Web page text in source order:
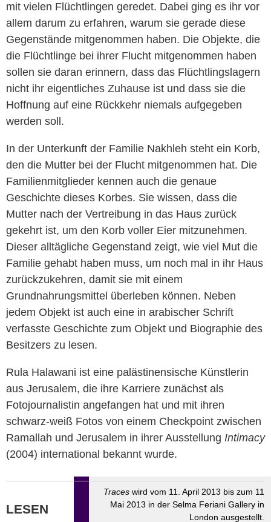
mit vielen Flüchtlingen geredet. Dabei ging es ihr vor
allem darum zu erfahren, warum sie gerade diese
Gegenstände mitgenommen haben. Die Objekte, die
die Flüchtlinge bei ihrer Flucht mitgenommen haben
sollen sie daran erinnern, dass das Flüchtlingslagern
nicht ihr eigentliches Zuhause ist und dass sie die
Hoffnung auf eine Rückkehr niemals aufgegeben
werden soll.
In der Unterkunft der Familie Nakhleh steht ein Korb,
den die Mutter bei der Flucht mitgenommen hat. Die
Familienmitglieder kennen auch die genaue
Geschichte dieses Korbes. Sie wissen, dass die
Mutter nach der Vertreibung in das Haus zurück
gekehrt ist, um den Korb voller Eier mitzunehmen.
Dieser alltägliche Gegenstand zeigt, wie viel Mut die
Familie gehabt haben muss, um noch mal in ihr Haus
zurückzukehren, damit sie mit einem
Grundnahrungsmittel überleben können. Neben
jedem Objekt ist auch eine in arabischer Schrift
verfasste Geschichte zum Objekt und Biographie des
Besitzers zu lesen.
Rula Halawani ist eine palästinensische Künstlerin
aus Jerusalem, die ihre Karriere zunächst als
Fotojournalistin angefangen hat und mit ihren
schwarz-weiß Fotos von einem Checkpoint zwischen
Ramallah und Jerusalem in ihrer Ausstellung Intimacy
(2004) international bekannt wurde.
Traces wird vom 11. April 2013 bis zum 11
Mai 2013 in der Selma Feriani Gallery in
London ausgestellt.
LESEN